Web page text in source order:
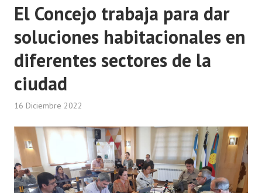
El Concejo trabaja para dar
soluciones habitacionales en
diferentes sectores de la
ciudad
16 Diciembre 2022